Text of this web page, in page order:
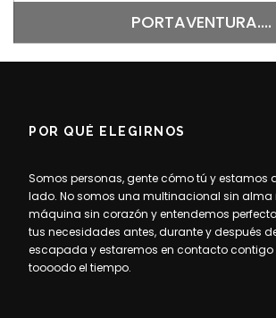
PORTAVENTURA....
POR QUÉ ELEGIRNOS
Somos personas, gente cómo tú y estamos
lado. No somos una multinacional sin alma
máquina sin corazón y entendemos
tus necesidades antes, durante y después
escapada y estaremos en contacto contigo
toooodo el tiempo.